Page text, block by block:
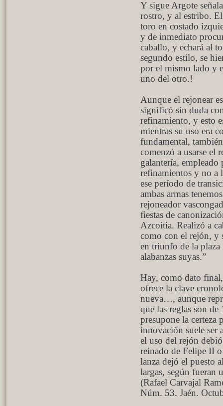
Y sigue Argote
rostro, y al estribo.
toro en costado
y de inmediato
caballo, y echará al
segundo estilo, se
por el mismo lado y
uno del otro.!
Aunque el rejonear
significó sin duda
refinamiento, y esto
mientras su uso era
fundamental,
comenzó a usarse el
galantería, empleado
refinamientos y no a
ese período de
ambas armas
rejoneador
fiestas de
Azcoitia. Realizó a
como con el rejón, y
en triunfo de la
alabanzas suyas.”
Hay, como dato final,
ofrece la clave
nueva…, aunque
que las reglas son
presupone la certeza
innovación suele ser
el uso del rejón
reinado de Felipe II
lanza dejó el puesto
largas, según fueran
(Rafael Carvajal
Núm. 53. Jaén.